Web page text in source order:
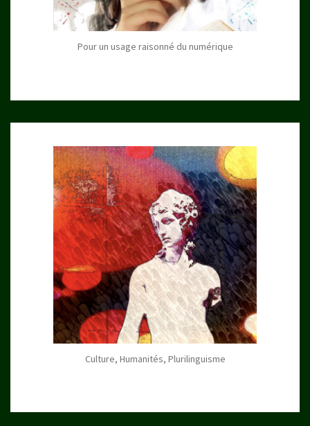
Pour un usage raisonné du numérique
Culture, Humanités, Plurilinguisme